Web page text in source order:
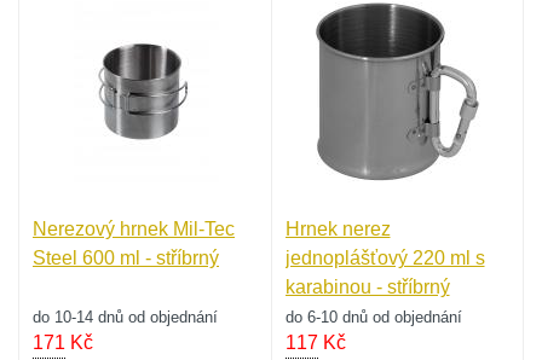
Nerezový hrnek Mil-Tec
Steel 600 ml - stříbrný
do 10-14 dnů od objednání
171 Kč
Hrnek nerez
jednoplášťový 220 ml s
karabinou - stříbrný
do 6-10 dnů od objednání
117Kč